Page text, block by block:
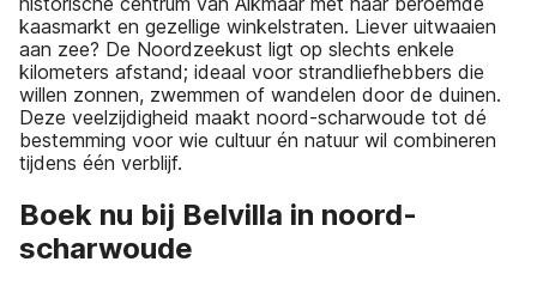
kaasmarkt en gezellige winkelstraten. Liever uitwaaien
aan zee? De Noordzeekust ligt op slechts enkele
kilometers afstand; ideaal voor strandliefhebbers die
willen zonnen, zwemmen of wandelen door de duinen.
Deze veelzijdigheid maakt noord-scharwoude tot dé
bestemming voor wie cultuur én natuur wil combineren
tijdens één verblijf.
Boek nu bij Belvilla in noord-
scharwoude